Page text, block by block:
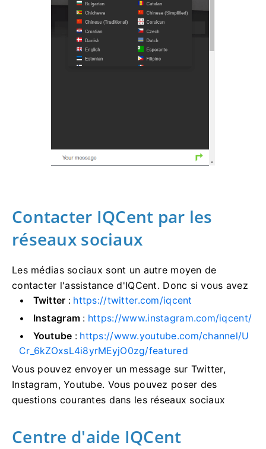
Contacter IQCent par les
réseaux sociaux
Les médias sociaux sont un autre moyen de
contacter l'assistance d'IQCent. Donc si vous avez
Twitter : https://twitter.com/iqcent
Instagram : https://www.instagram.com/iqcent/
Youtube : https://www.youtube.com/channel/U
Cr_6kZOxsL4i8yrMEyjO0zg/featured
Vous pouvez envoyer un message sur Twitter,
Instagram, Youtube. Vous pouvez poser des
questions courantes dans les réseaux sociaux
Centre d'aide IQCent